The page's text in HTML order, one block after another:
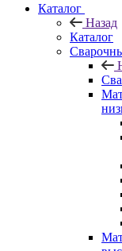
Каталог
Назад
Каталог